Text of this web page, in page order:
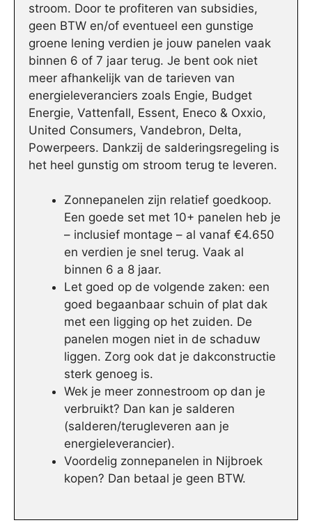
stroom. Door te profiteren van subsidies,
geen BTW en/of eventueel een gunstige
groene lening verdien je jouw panelen vaak
binnen 6 of 7 jaar terug. Je bent ook niet
meer afhankelijk van de tarieven van
energieleveranciers zoals Engie, Budget
Energie, Vattenfall, Essent, Eneco & Oxxio,
United Consumers, Vandebron, Delta,
Powerpeers. Dankzij de salderingsregeling is
het heel gunstig om stroom terug te leveren.
Zonnepanelen zijn relatief goedkoop.
Een goede set met 10+ panelen heb je
– inclusief montage – al vanaf €4.650
en verdien je snel terug. Vaak al
binnen 6 a 8 jaar.
Let goed op de volgende zaken: een
goed begaanbaar schuin of plat dak
met een ligging op het zuiden. De
panelen mogen niet in de schaduw
liggen. Zorg ook dat je dakconstructie
sterk genoeg is.
Wek je meer zonnestroom op dan je
verbruikt? Dan kan je salderen
(salderen/terugleveren aan je
energieleverancier).
Voordelig zonnepanelen in Nijbroek
kopen? Dan betaal je geen BTW.